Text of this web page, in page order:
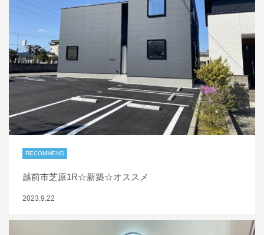
RECOMMEND
越前市芝原1R☆新築☆オススメ
2023.9.22